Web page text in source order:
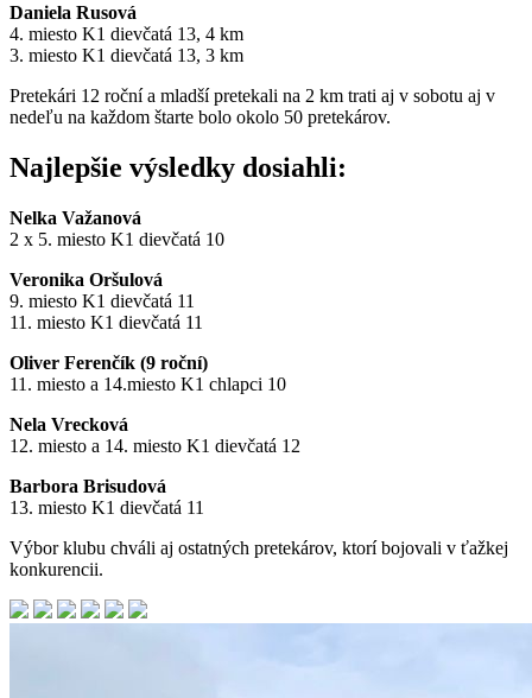
Daniela Rusová
4. miesto K1 dievčatá 13, 4 km
3. miesto K1 dievčatá 13, 3 km
Pretekári 12 roční a mladší pretekali na 2 km trati aj v sobotu aj v
nedeľu na každom štarte bolo okolo 50 pretekárov.
Najlepšie výsledky dosiahli:
Nelka Važanová
2 x 5. miesto K1 dievčatá 10
Veronika Oršulová
9. miesto K1 dievčatá 11
11. miesto K1 dievčatá 11
Oliver Ferenčík (9 roční)
11. miesto a 14.miesto K1 chlapci 10
Nela Vrecková
12. miesto a 14. miesto K1 dievčatá 12
Barbora Brisudová
13. miesto K1 dievčatá 11
Výbor klubu chváli aj ostatných pretekárov, ktorí bojovali v ťažkej
konkurencii.